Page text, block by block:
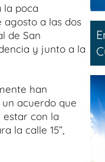
la poca
agosto a las dos
de San
y junto a la
han
acuerdo que
estar con la
la calle 15”,